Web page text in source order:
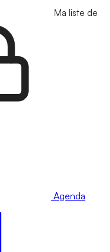
Ma liste de
Agenda